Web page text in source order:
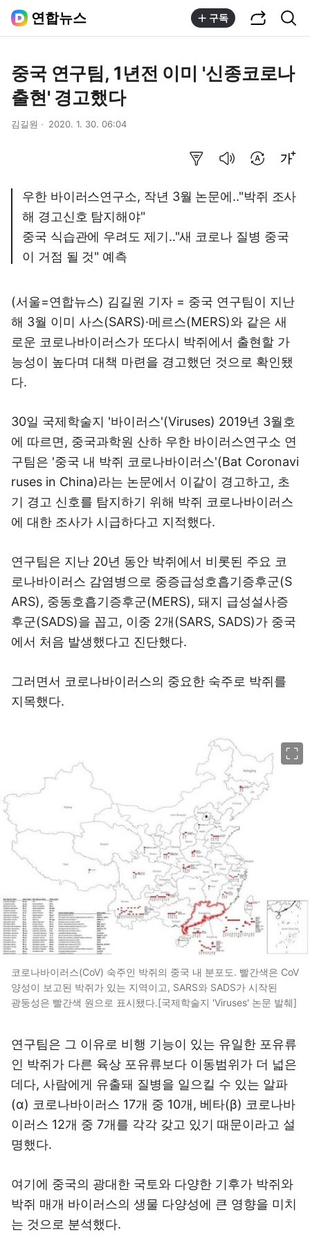
연합뉴스 구독
중국 연구팀, 1년전 이미 '신종코로나
출현' 경고했다
김길원 2020. 1. 30. 06:04
우한 바이러스연구소, 작년 3월 논문에.."박쥐 조사
해 경고신호 탐지해야"
중국 식습관에 우려도 제기.."새 코로나 질병 중국
이 거점 될 것" 예측
(서울=연합뉴스) 김길원 기자 = 중국 연구팀이 지난
해 3월 이미 사스(SARS)·메르스(MERS)와 같은 새
로운 코로나바이러스가 또다시 박쥐에서 출현할 가
능성이 높다며 대책 마련을 경고했던 것으로 확인됐
다.
30일 국제학술지 '바이러스'(Viruses) 2019년 3월호
에 따르면, 중국과학원 산하 우한 바이러스연구소 연
구팀은 '중국 내 박쥐 코로나바이러스'(Bat Coronavi
ruses in China)라는 논문에서 이같이 경고하고, 초
기 경고 신호를 탐지하기 위해 박쥐 코로나바이러스
에 대한 조사가 시급하다고 지적했다.
연구팀은 지난 20년 동안 박쥐에서 비롯된 주요 코
로나바이러스 감염병으로 중증급성호흡기증후군(S
ARS), 중동호흡기증후군(MERS), 돼지 급성설사증
후군(SADS)을 꼽고, 이중 2개(SARS, SADS)가 중국
에서 처음 발생했다고 진단했다.
그러면서 코로나바이러스의 중요한 숙주로 박쥐를
지목했다.
코로나바이러스(CoV) 숙주인 박쥐의 중국 내 분포도. 빨간색은 CoV
양성이 보고된 박쥐가 있는 지역이고, SARS와 SADS가 시작된
광둥성은 빨간색 원으로 표시됐다.[국제학술지 'Viruses' 논문 발췌]
연구팀은 그 이유로 비행 기능이 있는 유일한 포유류
인 박쥐가 다른 육상 포유류보다 이동범위가 더 넓은
데다, 사람에게 유출돼 질병을 일으킬 수 있는 알파
(α) 코로나바이러스 17개 중 10개, 베타(β) 코로나바
이러스 12개 중 7개를 각각 갖고 있기 때문이라고 설
명했다.
여기에 중국의 광대한 국토와 다양한 기후가 박쥐와
박쥐 매개 바이러스의 생물 다양성에 큰 영향을 미치
는 것으로 분석했다.